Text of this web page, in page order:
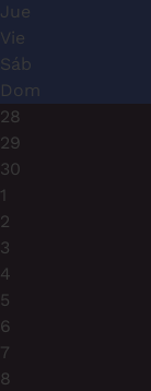
Jue
Vie
Sáb
Dom
28
29
30
1
2
3
4
5
6
7
8